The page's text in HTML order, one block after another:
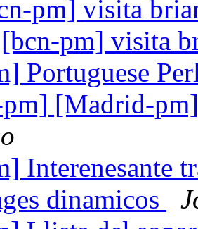
pm] visita
[bcn-pm] visita
Portuguese
[Madrid-
Interenesante
dinamicos